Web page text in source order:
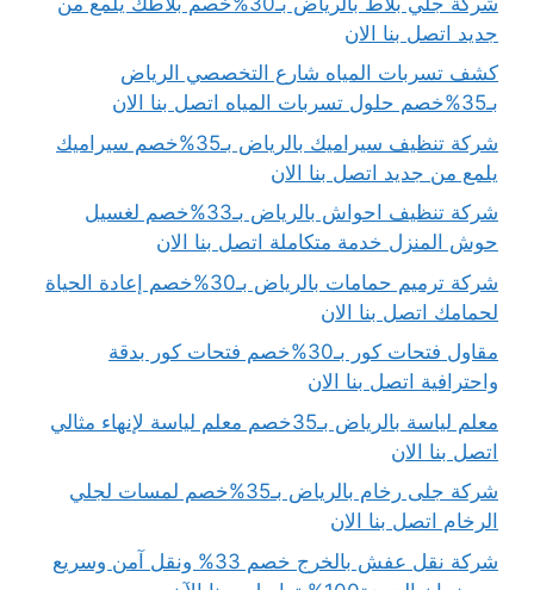
جديد اتصل بنا الان
كشف تسربات المياه شارع التخصصي الرياض
بـ35%خصم حلول تسربات المياه اتصل بنا الان
شركة تنظيف سيراميك بالرياض بـ35%خصم سيراميك
يلمع من جديد اتصل بنا الان
شركة تنظيف احواش بالرياض بـ33%خصم لغسيل
حوش المنزل خدمة متكاملة اتصل بنا الان
شركة ترميم حمامات بالرياض بـ30%خصم إعادة الحياة
لحمامك اتصل بنا الان
مقاول فتحات كور بـ30%خصم فتحات كور بدقة
واحترافية اتصل بنا الان
معلم لياسة بالرياض بـ35خصم معلم لياسة لإنهاء مثالي
اتصل بنا الان
شركة جلى رخام بالرياض بـ35%خصم لمسات لجلي
الرخام اتصل بنا الان
شركة نقل عفش بالخرج خصم 33% ونقل آمن وسريع